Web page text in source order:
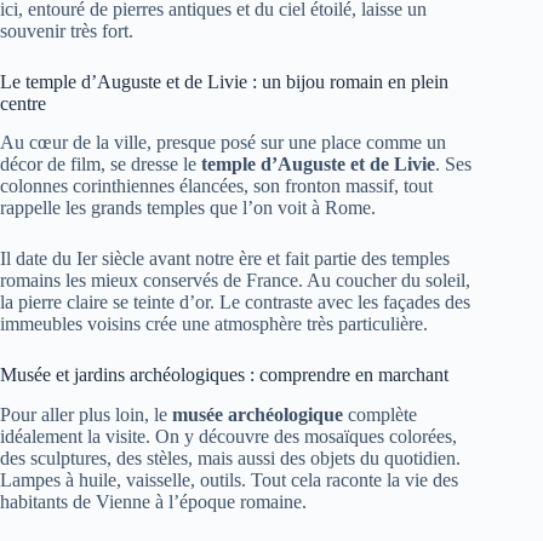
ici, entouré de pierres antiques et du ciel étoilé, laisse un
souvenir très fort.
Le temple d’Auguste et de Livie : un bijou romain en plein
centre
Au cœur de la ville, presque posé sur une place comme un
décor de film, se dresse le temple d’Auguste et de Livie. Ses
colonnes corinthiennes élancées, son fronton massif, tout
rappelle les grands temples que l’on voit à Rome.
Il date du Ier siècle avant notre ère et fait partie des temples
romains les mieux conservés de France. Au coucher du soleil,
la pierre claire se teinte d’or. Le contraste avec les façades des
immeubles voisins crée une atmosphère très particulière.
Musée et jardins archéologiques : comprendre en marchant
Pour aller plus loin, le musée archéologique complète
idéalement la visite. On y découvre des mosaïques colorées,
des sculptures, des stèles, mais aussi des objets du quotidien.
Lampes à huile, vaisselle, outils. Tout cela raconte la vie des
habitants de Vienne à l’époque romaine.